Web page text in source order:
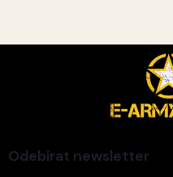
Odebírat newsletter